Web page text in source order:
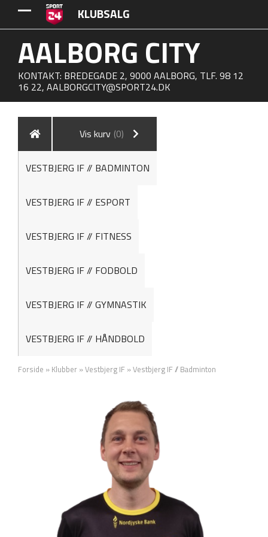
KLUBSALG
AALBORG CITY
KONTAKT: BREDEGADE 2, 9000 AALBORG, TLF. 98 12
16 22, AALBORGCITY@SPORT24.DK
Vis kurv (0)
VESTBJERG IF // BADMINTON
VESTBJERG IF // ESPORT
VESTBJERG IF // FITNESS
VESTBJERG IF // FODBOLD
VESTBJERG IF // GYMNASTIK
VESTBJERG IF // HÅNDBOLD
Forside » Klubber »Vestbjerg IF »Vestbjerg IF // Badminton